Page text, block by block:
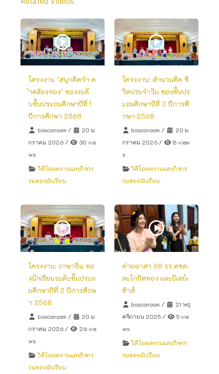
โครงงาน "สนุกคิดจำ ค
ำคล้องจอง" ของระดั
บชั้นประถมศึกษาปีที่ 1
ปีการศึกษา 2568
bosconoom /
20 ม
กราคม 2026 /
30 vie
ws
วิดีโอผลงานและกิจกร
รมของนักเรียน
โครงงาน: สำนวนคิด ชี
วิตประจำวัน ของชั้นปร
ะถมศึกษาปีที่ 3 ปีการศึ
กษา 2568
bosconoom /
20 ม
กราคม 2026/
8 view
s
วิดีโอผลงานและกิจกร
รมของนักเรียน
โครงงาน: ภาษาถิ่น ขอ
งนักเรียนระดับชั้นประถ
มศึกษาปีที่ 2 ปีการศึกษ
า 2568
bosconoom /
20 ม
กราคม 2026 /
26 vie
ws
วิดีโอผลงานและกิจกร
รมของนักเรียน
ค่ายอาสา 68 รร.ตชด.
ตะโกปิดทอง และบีเลย์เ
ฮ้าส์
bosconoom /
21 พฤ
ศจิกายน 2025/
5 vie
ws
วิดีโอผลงานและกิจกร
รมของนักเรียน